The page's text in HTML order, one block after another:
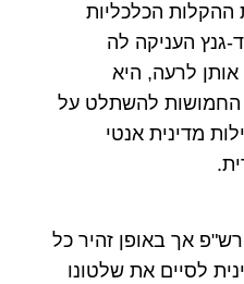
הכלכליות
גנץ העניקה לה
לרעה, היא
החמושות להשתלט על
מדינית אנטי
אך באופן זהיר כל
לסיים את שלטונו